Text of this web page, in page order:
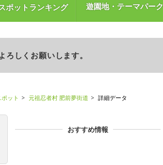
ポットランキング 遊園地・テーマパーク
しくお願いします。
ット 元祖忍者村 肥前夢街道 詳細データ
おすすめ情報